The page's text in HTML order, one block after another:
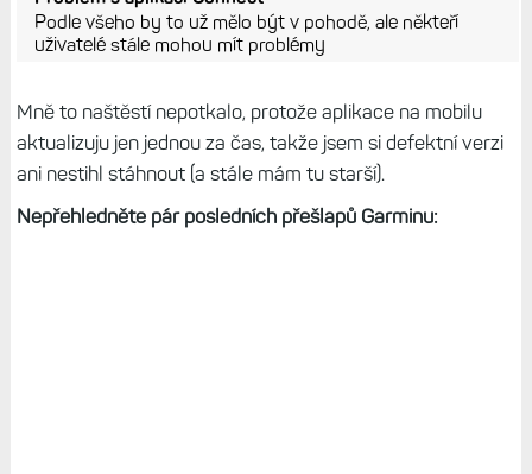
Podle všeho by to už mělo být v pohodě, ale někteří
uživatelé stále mohou mít problémy
Mně to naštěstí nepotkalo, protože aplikace na mobilu
aktualizuju jen jednou za čas, takže jsem si defektní verzi
ani nestihl stáhnout (a stále mám tu starší).
Nepřehledněte pár posledních přešlapů Garminu: